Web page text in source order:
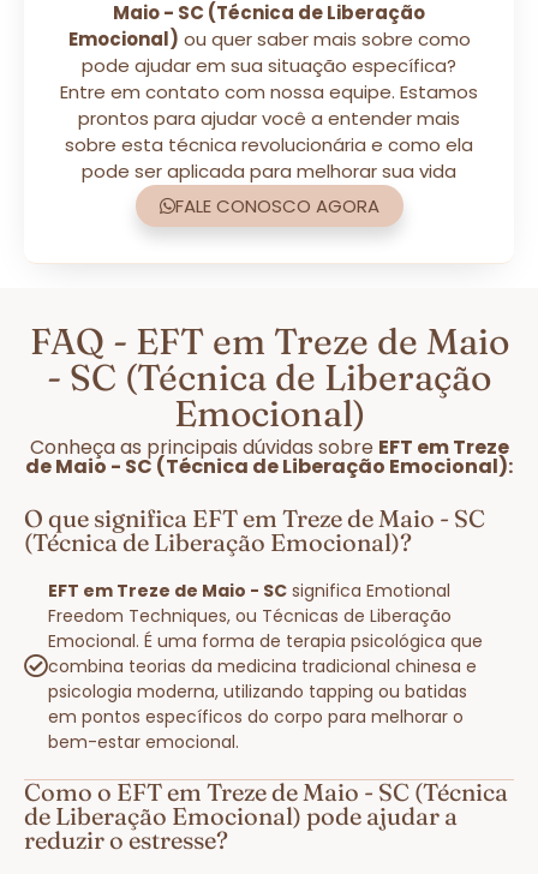
Maio - SC (Técnica de Liberação
Emocional) ou quer saber mais sobre como
pode ajudar em sua situação específica?
Entre em contato com nossa equipe. Estamos
prontos para ajudar você a entender mais
sobre esta técnica revolucionária e como ela
pode ser aplicada para melhorar sua vida
FALE CONOSCO AGORA
FAQ - EFT em Treze de Maio
- SC (Técnica de Liberação
Emocional)
Conheça as principais dúvidas sobre EFT em Treze
de Maio - SC (Técnica de Liberação Emocional):
O que significa EFT em Treze de Maio - SC
(Técnica de Liberação Emocional)?
EFT em Treze de Maio - SC significa Emotional
Freedom Techniques, ou Técnicas de Liberação
Emocional. É uma forma de terapia psicológica que
combina teorias da medicina tradicional chinesa e
psicologia moderna, utilizando tapping ou batidas
em pontos específicos do corpo para melhorar o
bem-estar emocional.
Como o EFT em Treze de Maio - SC (Técnica
de Liberação Emocional) pode ajudar a
reduzir o estresse?